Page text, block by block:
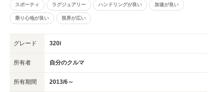
スポーティ ラグジュアリー ハンドリングが良い 加速が良い
乗り心地が良い 視界が広い
グレード 320i
所有者 自分のクルマ
所有期間 2013/6～